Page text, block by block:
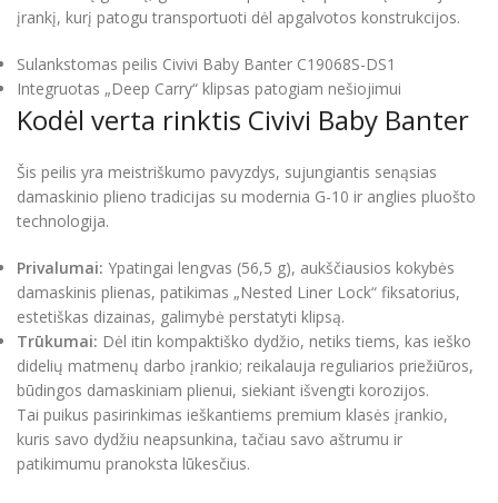
įrankį, kurį patogu transportuoti dėl apgalvotos konstrukcijos.
Sulankstomas peilis Civivi Baby Banter C19068S-DS1
Integruotas „Deep Carry“ klipsas patogiam nešiojimui
Kodėl verta rinktis Civivi Baby Banter
Šis peilis yra meistriškumo pavyzdys, sujungiantis senąsias
damaskinio plieno tradicijas su modernia G-10 ir anglies pluošto
technologija.
Privalumai: Ypatingai lengvas (56,5 g), aukščiausios kokybės
damaskinis plienas, patikimas „Nested Liner Lock“ fiksatorius,
estetiškas dizainas, galimybė perstatyti klipsą.
Trūkumai: Dėl itin kompaktiško dydžio, netiks tiems, kas ieško
didelių matmenų darbo įrankio; reikalauja reguliarios priežiūros,
būdingos damaskiniam plienui, siekiant išvengti korozijos.
Tai puikus pasirinkimas ieškantiems premium klasės įrankio,
kuris savo dydžiu neapsunkina, tačiau savo aštrumu ir
patikimumu pranoksta lūkesčius.